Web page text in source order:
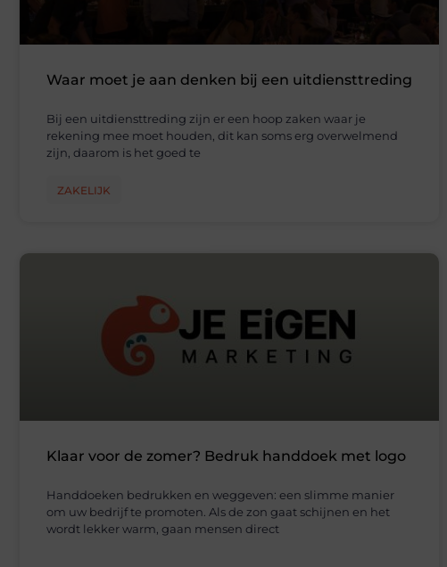
Waar moet je aan denken bij een uitdiensttreding
Bij een uitdiensttreding zijn er een hoop zaken waar je
rekening mee moet houden, dit kan soms erg overwelmend
zijn, daarom is het goed te
ZAKELIJK
Klaar voor de zomer? Bedruk handdoek met logo
Handdoeken bedrukken en weggeven: een slimme manier
om uw bedrijf te promoten. Als de zon gaat schijnen en het
wordt lekker warm, gaan mensen direct